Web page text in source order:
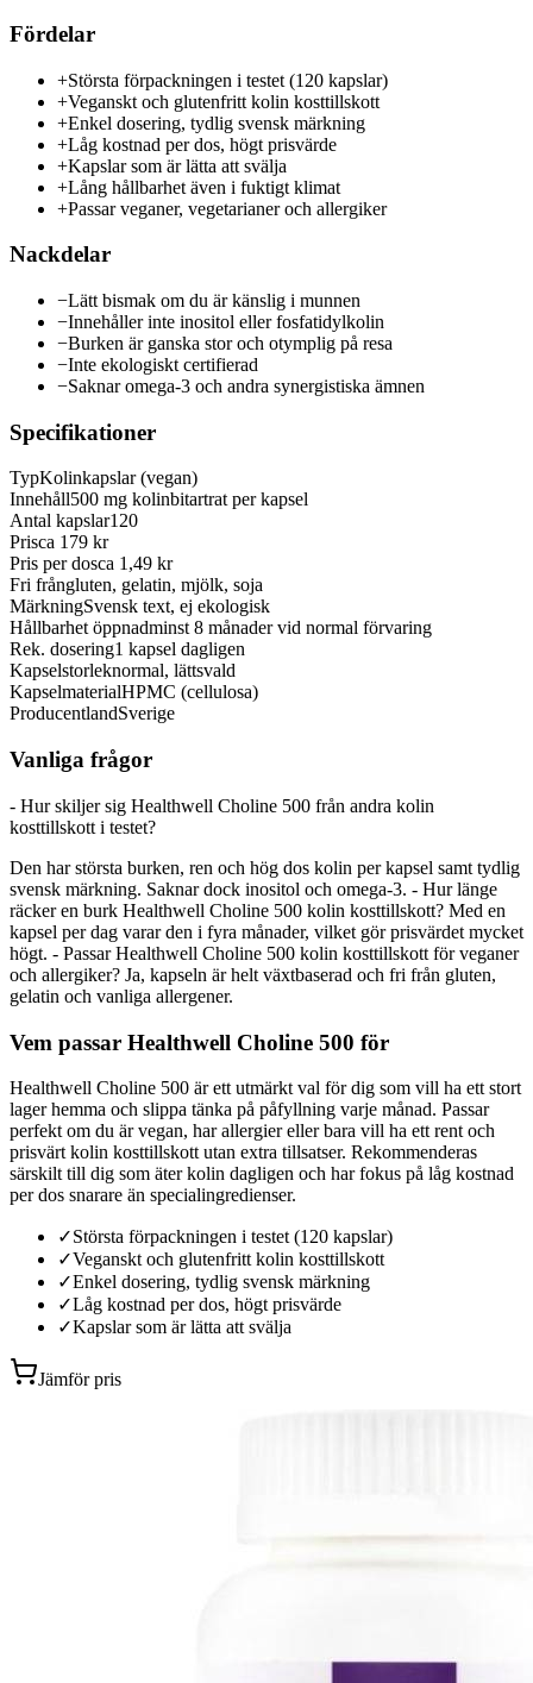
Fördelar
+Största förpackningen i testet (120 kapslar)
+Veganskt och glutenfritt kolin kosttillskott
+Enkel dosering, tydlig svensk märkning
+Låg kostnad per dos, högt prisvärde
+Kapslar som är lätta att svälja
+Lång hållbarhet även i fuktigt klimat
+Passar veganer, vegetarianer och allergiker
Nackdelar
−Lätt bismak om du är känslig i munnen
−Innehåller inte inositol eller fosfatidylkolin
−Burken är ganska stor och otymplig på resa
−Inte ekologiskt certifierad
−Saknar omega-3 och andra synergistiska ämnen
Specifikationer
TypKolinkapslar (vegan)
Innehåll500 mg kolinbitartrat per kapsel
Antal kapslar120
Prisca 179 kr
Pris per dosca 1,49 kr
Fri frångluten, gelatin, mjölk, soja
MärkningSvensk text, ej ekologisk
Hållbarhet öppnadminst 8 månader vid normal förvaring
Rek. dosering1 kapsel dagligen
Kapselstorleknormal, lättsvald
KapselmaterialHPMC (cellulosa)
ProducentlandSverige
Vanliga frågor
- Hur skiljer sig Healthwell Choline 500 från andra kolin
kosttillskott i testet?
Den har största burken, ren och hög dos kolin per kapsel samt tydlig
svensk märkning. Saknar dock inositol och omega-3. - Hur länge
räcker en burk Healthwell Choline 500 kolin kosttillskott? Med en
kapsel per dag varar den i fyra månader, vilket gör prisvärdet mycket
högt. - Passar Healthwell Choline 500 kolin kosttillskott för veganer
och allergiker? Ja, kapseln är helt växtbaserad och fri från gluten,
gelatin och vanliga allergener.
Vem passar Healthwell Choline 500 för
Healthwell Choline 500 är ett utmärkt val för dig som vill ha ett stort
lager hemma och slippa tänka på påfyllning varje månad. Passar
perfekt om du är vegan, har allergier eller bara vill ha ett rent och
prisvärt kolin kosttillskott utan extra tillsatser. Rekommenderas
särskilt till dig som äter kolin dagligen och har fokus på låg kostnad
per dos snarare än specialingredienser.
✓Största förpackningen i testet (120 kapslar)
✓Veganskt och glutenfritt kolin kosttillskott
✓Enkel dosering, tydlig svensk märkning
✓Låg kostnad per dos, högt prisvärde
✓Kapslar som är lätta att svälja
Jämför pris